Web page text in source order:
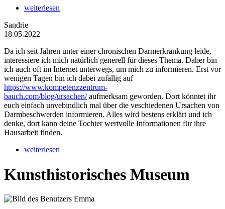
weiterlesen
Sandrie
18.05.2022
Da ich seit Jahren unter einer chronischen Darmerkrankung leide,
interessiere ich mich natürlich generell für dieses Thema. Daher bin
ich auch oft im Internet unterwegs, um mich zu informieren. Erst vor
wenigen Tagen bin ich dabei zufällig auf
https://www.kompetenzzentrum-
bauch.com/blog/ursachen/aufmerksam geworden. Dort könntet ihr
euch einfach unvebindlich mal über die veschiedenen Ursachen von
Darmbeschwerden informieren. Alles wird bestens erklärt und ich
denke, dort kann deine Tochter wertvolle Informationen für ihre
Hausarbeit finden.
weiterlesen
Kunsthistorisches Museum